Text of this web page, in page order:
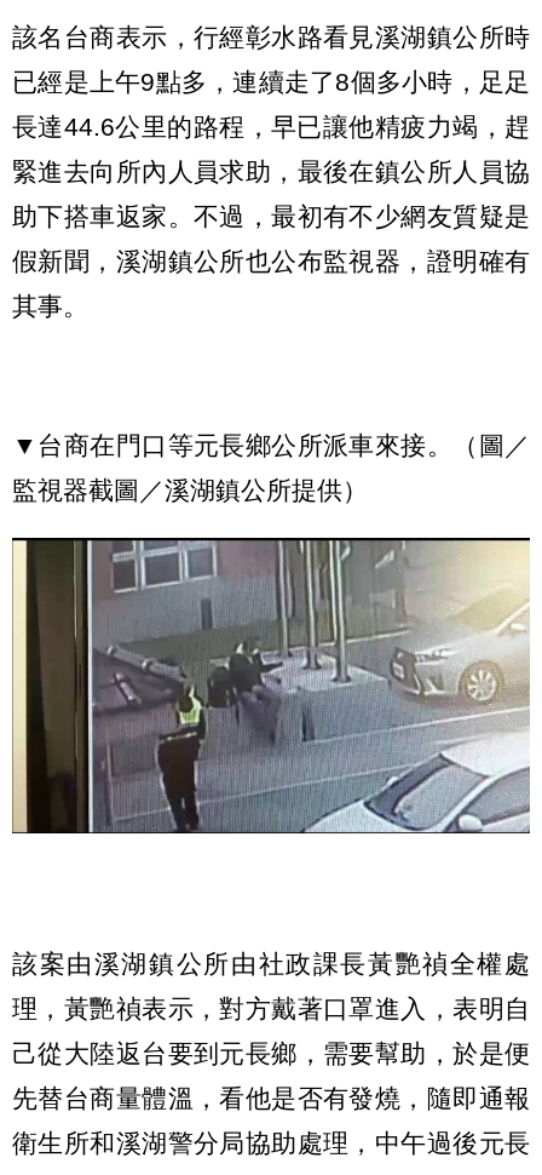
該名台商表示，行經彰水路看見溪湖鎮公所時
已經是上午9點多，連續走了8個多小時，足足
長達44.6公里的路程，早已讓他精疲力竭，趕
緊進去向所內人員求助，最後在鎮公所人員協
助下搭車返家。不過，最初有不少網友質疑是
假新聞，溪湖鎮公所也公布監視器，證明確有
其事。
▼台商在門口等元長鄉公所派車來接。（圖／
監視器截圖／溪湖鎮公所提供）
該案由溪湖鎮公所由社政課長黃艷禎全權處
理，黃艷禎表示，對方戴著口罩進入，表明自
己從大陸返台要到元長鄉，需要幫助，於是便
先替台商量體溫，看他是否有發燒，隨即通報
衛生所和溪湖警分局協助處理，中午過後元長